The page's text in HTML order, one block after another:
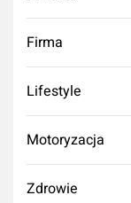
Firma
Lifestyle
Motoryzacja
Zdrowie